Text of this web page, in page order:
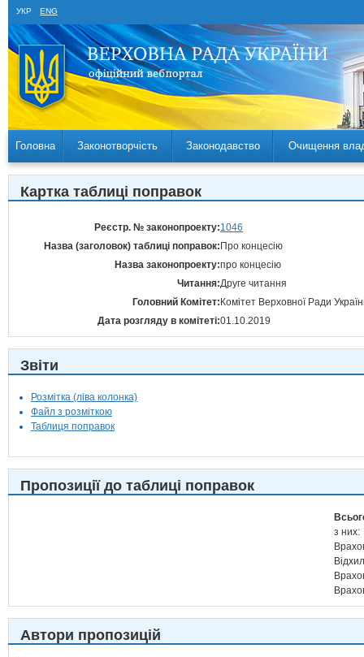
УКР ENG
Головна Законотворчість Законодавство Очищення
Картка таблиці поправок
Реєстр. № законопроекту:1046
Назва (заголовок) таблиці поправок: Про концесію
Назва законопроекту:про концесію
Читання:Друге читання
Головний Комітет: Комітет Верховної Ради
Дата розгляду в комітеті:01.10.2019
Звіти
Розмітка (ліва колонка)
Файл з розміткою
Таблиця поправок
Пропозиції до таблиці поправок
з них:
Автори пропозицій